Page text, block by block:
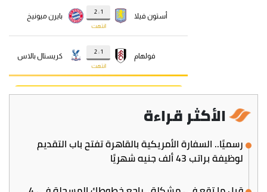
الأكثر قراءة
رسميًا.. السفارة الأمريكية بالقاهرة تفتح باب التقديم
لوظيفة براتب 43 ألف جنيه شهريًا